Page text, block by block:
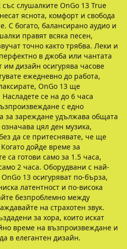
със слушалките OnGo 13 True
яснота, комфорт и свобода
С богато, балансирано аудио и
правят всяка песен,
точно както трябва. Леки и
в джоба или чантата
им дизайн осигурява часове
ежедневно до работа,
OnGo 13 ще
се на до 6 часа
с едно
за зареждане удължава общата
цял ден музика,
да се притеснявате, че ще
дойде време за
са готови само за 1.5 часа,
2 часа. Оборудвани с най-
13 осигуряват по-бърза,
латентност и по-висока
безпроблемно между
на страхотен звук.
за хора, които искат
време на възпроизвеждане и
в елегантен дизайн.